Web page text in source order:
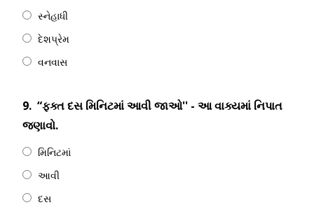
સ્નેહાધી
દેશપ્રેમ
વનવાસ
9. “ફક્ત દસ મિનિટમાં આવી જાઓ'' - આ વાક્યમાં નિપાત
જણાવો.
મિનિટમાં
આવી
દસ